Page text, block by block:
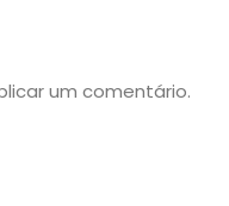
um comentário.